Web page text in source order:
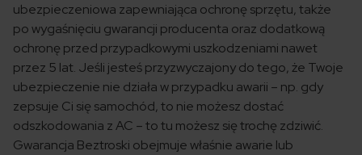
ubezpieczeniowa zapewniająca ochronę sprzętu, także
po wygaśnięciu gwarancji producenta oraz dodatkową
ochronę przed przypadkowymi uszkodzeniami nawet
przez 5 lat. Jeśli jesteś przyzwyczajony do tego, że Twoje
ubezpieczenie nie działa w przypadku awarii – np. gdy
zepsuje Ci się samochód, to nie możesz dostać
odszkodowania z AC – to tu możesz się trochę zdziwić.
Gwarancja Beztroski obejmuje właśnie awarie lub